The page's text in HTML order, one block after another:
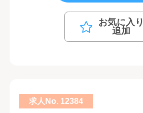
お気に入り
追加
求人No. 12384